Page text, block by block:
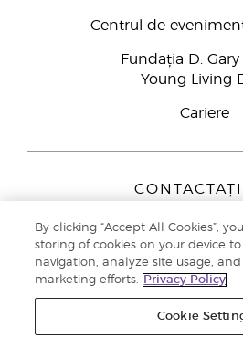
Centrul de
Fundația D.
Young Living
Cariere
Peizerweg 97
9727 AJ
Netherlands
Înscriere Brand Partners
By clicking “Accept All Cookies”,
storing of cookies on your device
navigation, analyze site usage,
marketing efforts.
Privacy Policy
Cookie